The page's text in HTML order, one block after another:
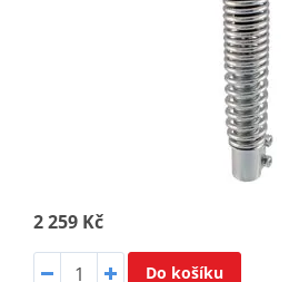
2 259 Kč
Do košíku